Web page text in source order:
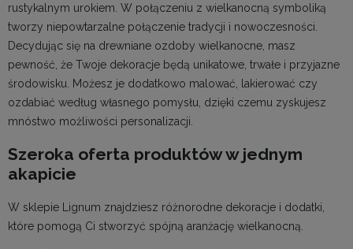
rustykalnym urokiem. W połączeniu z wielkanocną symboliką
tworzy niepowtarzalne połączenie tradycji i nowoczesności.
Decydując się na drewniane ozdoby wielkanocne, masz
pewność, że Twoje dekoracje będą unikatowe, trwałe i przyjazne
środowisku. Możesz je dodatkowo malować, lakierować czy
ozdabiać według własnego pomysłu, dzięki czemu zyskujesz
mnóstwo możliwości personalizacji.
Szeroka oferta produktów w jednym
akapicie
W sklepie Lignum znajdziesz różnorodne dekoracje i dodatki,
które pomogą Ci stworzyć spójną aranżację wielkanocną.